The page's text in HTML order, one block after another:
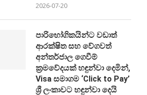
2026-07-20
පාරිභෝගිකයින්ට වඩාත්
ආරක්ෂිත සහ වේගවත්
අන්තර්ජාල ගෙවීම්
ක්‍රමවේදයක් හඳුන්වා දෙමින්,
Visa සමාගම ‘Click to Pay’
ශ්‍රී ලංකාවට හඳුන්වා දෙයි